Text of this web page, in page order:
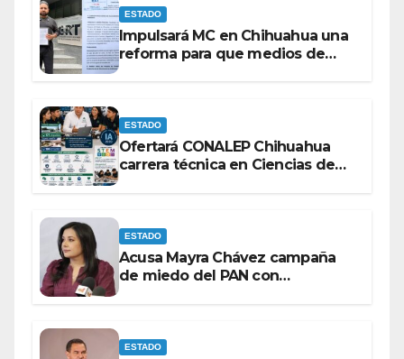
ESTADO
Impulsará MC en Chihuahua una
reforma para que medios de
ESTADO
Ofertará CONALEP Chihuahua
carrera técnica en Ciencias de
ESTADO
Acusa Mayra Chávez campaña
de miedo del PAN con
ESTADO